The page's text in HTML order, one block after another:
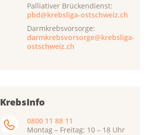
Palliativer Brückendienst:
pbd@krebsliga-ostschweiz.ch
Darmkrebsvorsorge:
darmkrebsvorsorge@krebsliga-
ostschweiz.ch
KrebsInfo
0800 11 88 11
Montag – Freitag: 10 – 18 Uhr